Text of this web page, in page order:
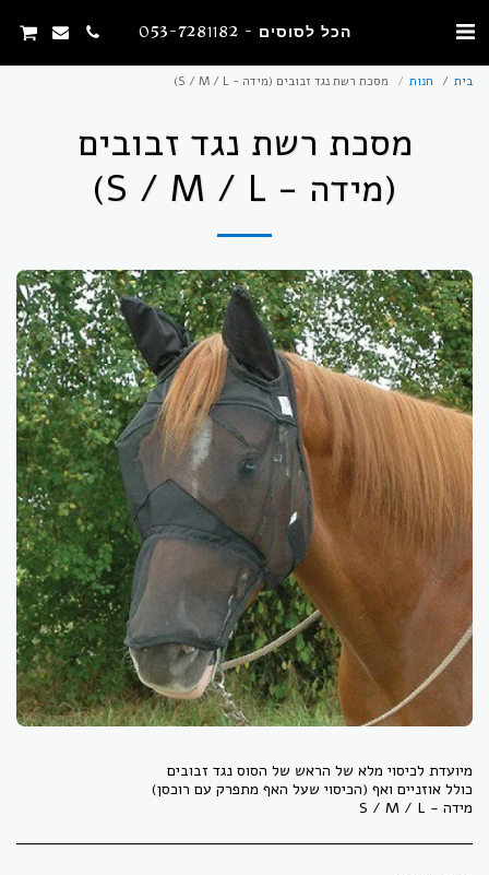
הכל לסוסים - 053-7281182
בית חנות מסכת רשת נגד זבובים (מידה - S / M / L)
מסכת רשת נגד זבובים
(מידה - S / M / L)
מידה - S / M / L